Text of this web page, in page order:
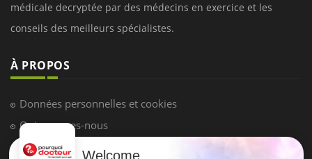
médicale decryptée par des médecins en exercice et les
conseils des meilleurs spécialistes.
À PROPOS
Données personnelles et cookies
Qui sommes-nous
Conditions d'utilisation
Welcome